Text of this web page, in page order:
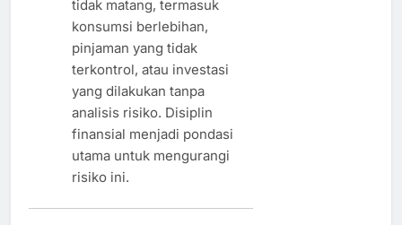
tidak matang, termasuk
konsumsi berlebihan,
pinjaman yang tidak
terkontrol, atau investasi
yang dilakukan tanpa
analisis risiko. Disiplin
finansial menjadi pondasi
utama untuk mengurangi
risiko ini.